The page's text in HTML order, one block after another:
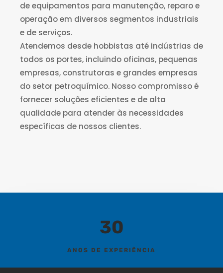
de equipamentos para manutenção, reparo e
operação em diversos segmentos industriais
e de serviços.
Atendemos desde hobbistas até indústrias de
todos os portes, incluindo oficinas, pequenas
empresas, construtoras e grandes empresas
do setor petroquímico. Nosso compromisso é
fornecer soluções eficientes e de alta
qualidade para atender às necessidades
específicas de nossos clientes.
30
ANOS DE EXPERIÊNCIA